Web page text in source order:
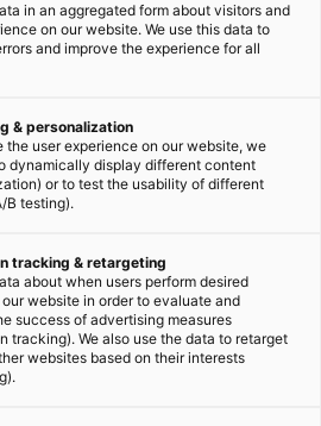
in an aggregated form about visitors and
on our website. We use this data to
and improve the experience for all
& personalization
the user experience on our website, we
dynamically display different content
or to test the usability of different
B testing).
tracking & retargeting
about when users perform desired
website in order to evaluate and
success of advertising measures
tracking). We also use the data to retarget
websites based on their interests